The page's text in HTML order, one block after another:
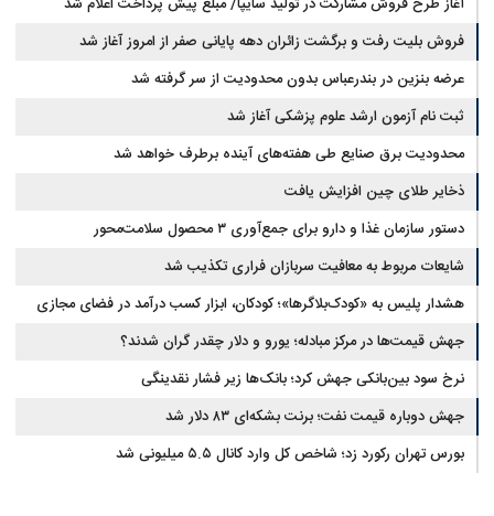
فروش بلیت رفت و برگشت زائران دهه پایانی صفر از امروز آغاز شد
عرضه بنزین در بندرعباس بدون محدودیت از سر گرفته شد
ثبت نام آزمون ارشد علوم پزشکی آغاز شد
محدودیت‌ برق صنایع طی هفته‌های آینده برطرف خواهد شد
ذخایر طلای چین افزایش یافت
دستور سازمان غذا و دارو برای جمع‌آوری ۳ محصول سلامت‌محور
شایعات مربوط به معافیت سربازان فراری تکذیب شد
هشدار پلیس به «کودک‌بلاگرها»؛ کودکان، ابزار کسب درآمد در فضای مجازی
نیستند
جهش قیمت‌ها در مرکز مبادله؛ یورو و دلار چقدر گران شدند؟
نرخ سود بین‌بانکی جهش کرد؛ بانک‌ها زیر فشار نقدینگی
جهش دوباره قیمت نفت؛ برنت بشکه‌ای ۸۳ دلار شد
بورس تهران رکورد زد؛ شاخص کل وارد کانال ۵.۵ میلیونی شد